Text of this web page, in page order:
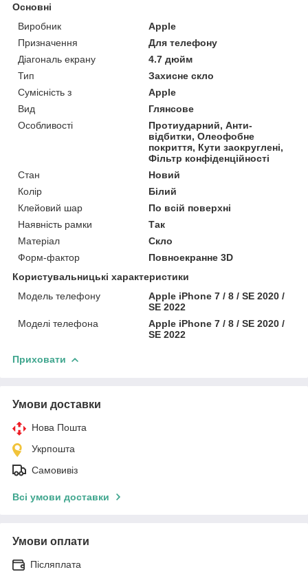
Основні
Виробник
Apple
Призначення
Для телефону
Діагональ екрану
4.7 дюйм
Тип
Захисне скло
Сумісність з
Apple
Вид
Глянсове
Особливості
Протиударний, Анти-
відбитки, Олеофобне
покриття, Кути заокруглені,
Фільтр конфіденційності
Стан
Новий
Колір
Білий
Клейовий шар
По всій поверхні
Наявність рамки
Так
Матеріал
Скло
Форм-фактор
Повноекранне 3D
Користувальницькі характеристики
Модель телефону
Apple iPhone 7 / 8 / SE 2020 /
SE 2022
Моделі телефона
Apple iPhone 7 / 8 / SE 2020 /
SE 2022
Приховати
Умови доставки
Нова Пошта
Укрпошта
Самовивіз
Всі умови доставки
Умови оплати
Післяплата